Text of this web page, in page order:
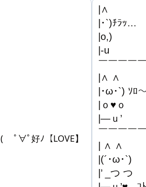
( ﾟ∀ﾟ好ﾉ【LOVE】
|∧
|･`)ﾁﾗｯ…
|o,)
|-u
￣￣￣￣
|∧ ∧
|･ω･`) ｿﾛ
|ｏ♥ｏ
|―ｕ’
￣￣￣￣
| ∧ ∧
|(´･ω･`)
|’ _つ つ